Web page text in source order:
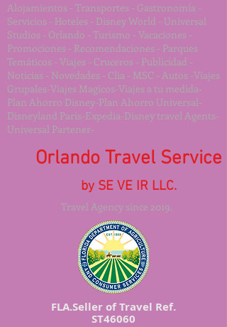
Alojamientos - Transportes - Gastronomía -
Servicios - Hoteles - Disney World - Universal
Studios - Orlando - Turismo - Vacaciones -
Promociones - Recomendaciones - Parques
Temáticos - Viajes - Cruceros - Publicidad -
Noticias - Novedades - Clia - MSC - Autos -Viajes
Grupales-Viajes Magicos-Viajes a tu medida-
Plan Ahorro Disney-Plan Ahorro Universal-
Disneyland Paris-Expedia-Disney travel Agents-
Universal Partener-
Orlando Travel Service
by SE VE IR LLC.
Travel Agency since 2019.
FLA.Seller of Travel Ref.
ST46060